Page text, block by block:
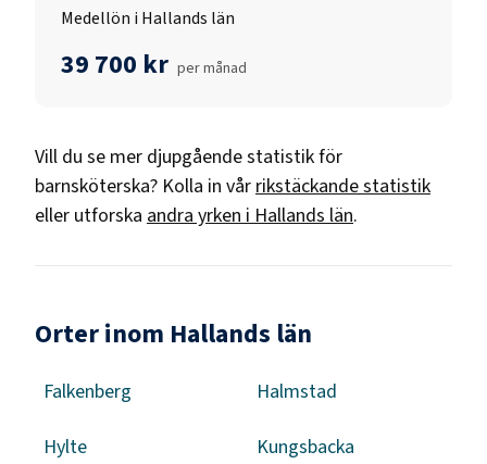
Medellön i Hallands län
39 700 kr per månad
Vill du se mer djupgående statistik för
barnsköterska? Kolla in vår rikstäckande statistik
eller utforska andra yrken i Hallands län.
Orter inom Hallands län
Falkenberg Halmstad
Hylte Kungsbacka